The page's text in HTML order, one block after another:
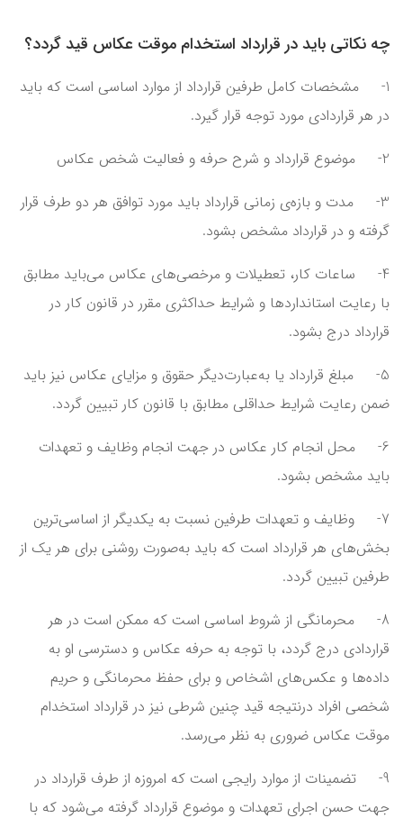
چه نکاتی باید در قرارداد استخدام موقت عکاس قید گردد؟
1- مشخصات کامل طرفین قرارداد از موارد اساسی است که باید
در هر قراردادی مورد توجه قرار گیرد.
2- موضوع قرارداد و شرح حرفه و فعالیت‌ شخص عکاس
3- مدت و بازه‌ی زمانی قرارداد باید مورد توافق هر دو طرف قرار
گرفته و در قرارداد مشخص بشود.
4- ساعات کار، تعطیلات و مرخصی‌های عکاس می‌باید مطابق
با رعایت استانداردها و شرایط حداکثری مقرر در قانون کار در
قرارداد درج بشود.
5- مبلغ قرارداد یا به‌عبارت‌دیگر حقوق و مزایای عکاس نیز باید
ضمن رعایت شرایط حداقلی مطابق با قانون کار تبیین گردد.
6- محل انجام کار عکاس در جهت انجام وظایف و تعهدات
باید مشخص بشود.
7- وظایف و تعهدات طرفین نسبت به یکدیگر از اساسی‌ترین
بخش‌های هر قرارداد است که باید به‌صورت روشنی برای هر یک از
طرفین تبیین گردد.
8- محرمانگی از شروط اساسی است که ممکن است در هر
قراردادی درج گردد، با توجه به حرفه عکاس و دسترسی او به
داده‌ها و عکس‌های اشخاص و برای حفظ محرمانگی و حریم
شخصی افراد درنتیجه قید چنین شرطی نیز در قرارداد استخدام
موقت عکاس ضروری به نظر می‌رسد.
9- تضمینات از موارد رایجی است که امروزه از طرف قرارداد در
جهت حسن اجرای تعهدات و موضوع قرارداد گرفته می‌شود که با